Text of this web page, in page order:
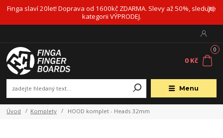
Finga slaví 20let! Doprava od 1600kč ZDARMA. Slevy až 50%, sledujte
kategorii VÝPRODEJ.
Menu
0
0 Kč
Úvod Komplety HOOD komplet - Heads 32mm